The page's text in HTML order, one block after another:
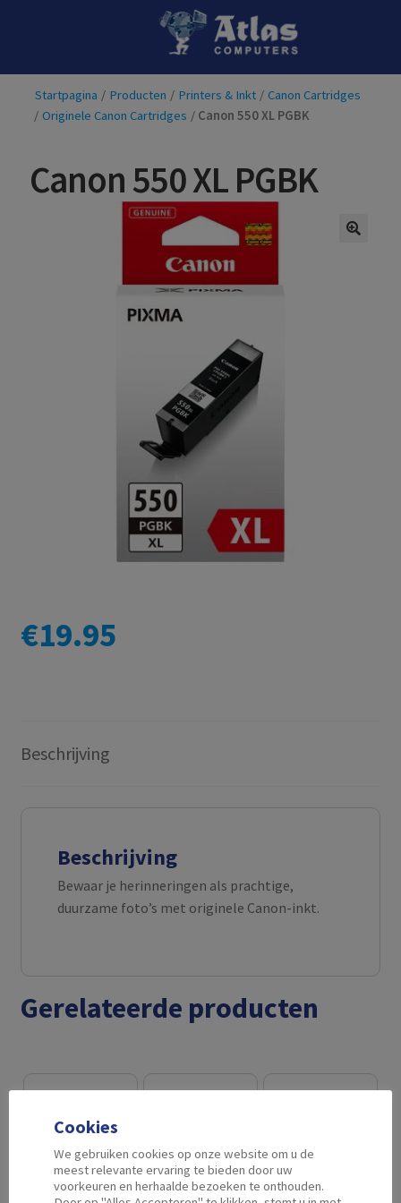
Ga
naar
navigatie
Ga
de
inhoud
Startpagina / Producten / Printers & Inkt / Canon Cartridges
/ Originele Canon Cartridges / Canon 550 XL PGBK
Canon 550 XL PGBK
€19.95
Beschrijving
Beschrijving
Bewaar je herinneringen als prachtige,
duurzame foto’s met originele Canon-inkt.
Gerelateerde producten
Cookies
We gebruiken cookies op onze website om u de
meest relevante ervaring te bieden door uw
voorkeuren en herhaalde bezoeken te onthouden.